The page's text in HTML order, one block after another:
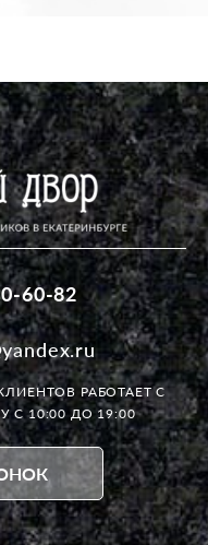
60-82
РАБОТАЕТС
С 10:00 ДО 19:00